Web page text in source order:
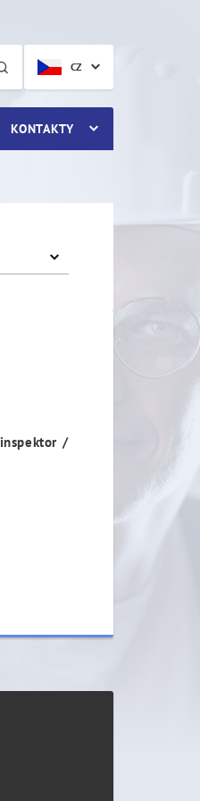
CZ
KONTAKTY
inspektor /